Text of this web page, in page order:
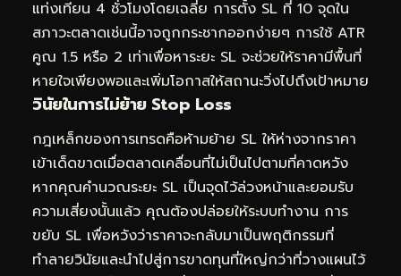
แท่งเทียน 4 ชั่วโมงโดยเฉลี่ย การตั้ง SL ที่ 10 จุดใน
สภาวะตลาดเช่นนี้อาจถูกกระชากออกง่ายๆ การใช้ ATR
คูณ 1.5 หรือ 2 เท่าเพื่อหาระยะ SL จะช่วยให้ราคามีพื้นที่
หายใจเพียงพอและเพิ่มโอกาสให้สถานะวิ่งไปถึงเป้าหมาย
วินัยในการไม่ย้าย Stop Loss
กฎเหล็กของการเทรดคือห้ามย้าย SL ให้ห่างจากราคา
เข้าเด็ดขาดเมื่อตลาดเคลื่อนที่ไม่เป็นไปตามที่คาดหวัง
หากคุณคำนวณระยะ SL เป็นจุดไว้ล่วงหน้าและยอมรับ
ความเสี่ยงนั้นแล้ว คุณต้องปล่อยให้ระบบทำงาน การ
ขยับ SL เพื่อหวังว่าราคาจะกลับมาเป็นพฤติกรรมที่
ทำลายวินัยและนำไปสู่การขาดทุนที่ใหญ่กว่าที่วางแผนไว้